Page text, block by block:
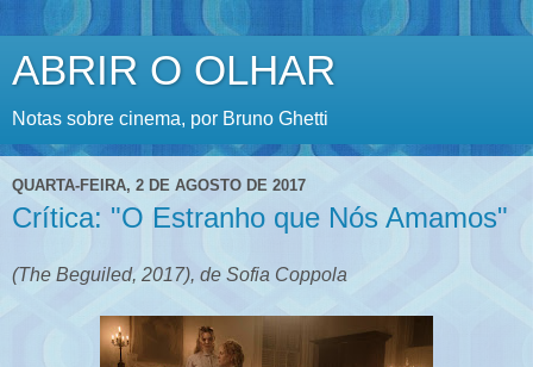
ABRIR O OLHAR
Notas sobre cinema, por Bruno Ghetti
QUARTA-FEIRA, 2 DE AGOSTO DE 2017
Crítica: "O Estranho que Nós Amamos"
(The Beguiled, 2017), de Sofia Coppola